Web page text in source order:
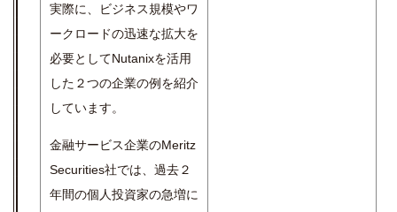
実際に、ビジネス規模やワ
ークロードの迅速な拡大を
必要としてNutanixを活用
した２つの企業の例を紹介
しています。
金融サービス企業のMeritz
Securities社では、過去２
年間の個人投資家の急増に